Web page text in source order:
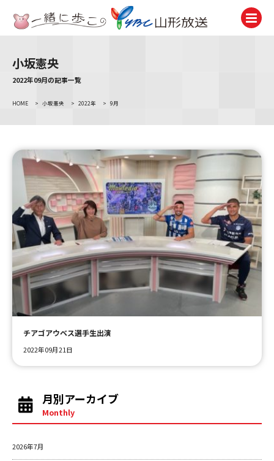
TV
ラジオ
アナウンサー
Announcer
イベント
Event
試写会・プレゼント
Present
ＹＢＣオンデマンド
小坂憲央
2022年09月の記事一覧
HOME > 小坂憲央 > 2022年 > 9月
チアゴアウベス選手生出演
2022年09月21日
月別アーカイブ
Monthly
2026年7月